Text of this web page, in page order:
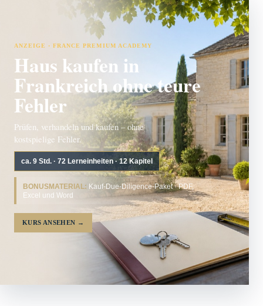
ANZEIGE · FRANCE PREMIUM ACADEMY
Haus kaufen in
Frankreich ohne teure
Fehler
Prüfen, verhandeln und kaufen – ohne
kostspielige Fehler.
ca. 9 Std. · 72 Lerneinheiten · 12 Kapitel
BONUSMATERIAL: Kauf-Due-Diligence-Paket · PDF,
Excel und Word
KURS ANSEHEN →